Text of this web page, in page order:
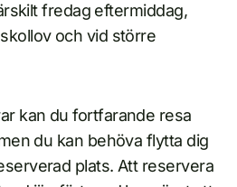
fredag eftermiddag,
och vid större
kan du fortfarande resa
du kan behöva flytta dig
plats. Att reservera